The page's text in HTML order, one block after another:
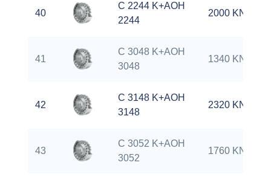
40
C 2244 K+AOH
2244
2000 KN
41
C 3048 K+AOH
3048
1340 KN
42
C 3148 K+AOH
3148
2320 KN
43
C 3052 K+AOH
3052
1760 KN